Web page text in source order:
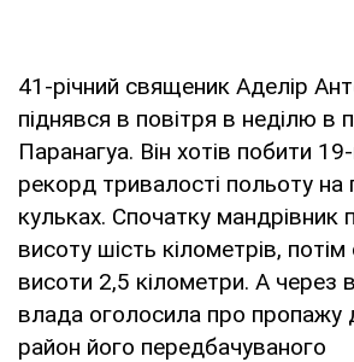
41-річний священик Аделір
піднявся в повітря в неділю в
Паранагуа. Він хотів побити
рекорд тривалості польоту на
кульках. Спочатку мандрівник
висоту шість кілометрів,
висоти 2,5 кілометри. А через
влада оголосила про пропажу
район його передбачуваного